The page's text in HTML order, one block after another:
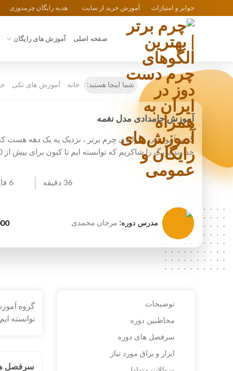
to
جوایز و امتیازات آموزش خرید از سایت هدیه رایگان چرمدوزی
صفحه اصلی آموزش های رایگان
شما اینجا هستید: خانه آموزش های تکی
آموزش جامدادی مدل نغمه
گروه آموزشی و تولیدی چرم برتر ، نزدیک یه یک دهه هست
خداوند بزرگ را شاکریم که توانسته ایم تا کنون برای بیش از 5000 بانو خانه دار اشتغال ایجاد کنیم.
36 دقیقه 6 فایل دانلودی
مدرس دوره: مرجان محمدی
..........
..........
..........
..........
..........
..........
..........
..........
..........
..........
توضیحات
مخاطبین دوره
سرفصل های دوره
ابزار و یراق مورد نیاز
گروه
توانسته ایم تا کنون
سرفصل